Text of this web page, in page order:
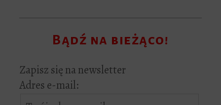
Bądź na bieżąco!
Zapisz się na newsletter
Adres e-mail: